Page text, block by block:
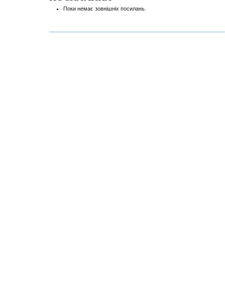
Поки немає зовнішніх посилань.